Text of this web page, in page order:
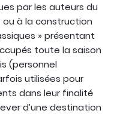
par les auteurs du
ou à la construction
» présentant
toute la saison
(personnel
utilisées pour
dans leur finalité
d’une destination